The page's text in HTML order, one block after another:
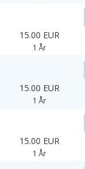
15.00 EUR
1 År
15.00 EUR
1 År
15.00 EUR
1 År